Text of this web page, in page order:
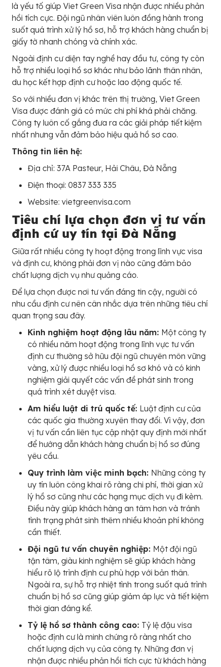
là yếu tố giúp Viet Green Visa nhận được nhiều phản
hồi tích cực. Đội ngũ nhân viên luôn đồng hành trong
suốt quá trình xử lý hồ sơ, hỗ trợ khách hàng chuẩn bị
giấy tờ nhanh chóng và chính xác.
Ngoài định cư diện tay nghề hay đầu tư, công ty còn
hỗ trợ nhiều loại hồ sơ khác như bảo lãnh thân nhân,
du học kết hợp định cư hoặc lao động quốc tế.
So với nhiều đơn vị khác trên thị trường, Viet Green
Visa được đánh giá có mức chi phí khá phải chăng.
Công ty luôn cố gắng đưa ra các giải pháp tiết kiệm
nhất nhưng vẫn đảm bảo hiệu quả hồ sơ cao.
Thông tin liên hệ:
Địa chỉ: 37A Pasteur, Hải Châu, Đà Nẵng
Điện thoại: 0837 333 335
Website: vietgreenvisa.com
Tiêu chí lựa chọn đơn vị tư vấn
định cứ uy tín tại Đà Nẵng
Giữa rất nhiều công ty hoạt động trong lĩnh vực visa
và định cư, không phải đơn vị nào cũng đảm bảo
chất lượng dịch vụ như quảng cáo.
Để lựa chọn được nơi tư vấn đáng tin cậy, người có
nhu cầu định cư nên cân nhắc dựa trên những tiêu chí
quan trọng sau đây.
Kinh nghiệm hoạt động lâu năm: Một công ty
có nhiều năm hoạt động trong lĩnh vực tư vấn
định cư thường sở hữu đội ngũ chuyên môn vững
vàng, xử lý được nhiều loại hồ sơ khó và có kinh
nghiệm giải quyết các vấn đề phát sinh trong
quá trình xét duyệt visa.
Am hiểu luật di trú quốc tế: Luật định cư của
các quốc gia thường xuyên thay đổi. Vì vậy, đơn
vị tư vấn cần liên tục cập nhật quy định mới nhất
để hướng dẫn khách hàng chuẩn bị hồ sơ đúng
yêu cầu.
Quy trình làm việc minh bạch: Những công ty
uy tín luôn công khai rõ ràng chi phí, thời gian xử
lý hồ sơ cũng như các hạng mục dịch vụ đi kèm.
Điều này giúp khách hàng an tâm hơn và tránh
tình trạng phát sinh thêm nhiều khoản phí không
cần thiết.
Đội ngũ tư vấn chuyên nghiệp: Một đội ngũ
tận tâm, giàu kinh nghiệm sẽ giúp khách hàng
hiểu rõ lộ trình định cư phù hợp với bản thân.
Ngoài ra, sự hỗ trợ nhiệt tình trong suốt quá trình
chuẩn bị hồ sơ cũng giúp giảm áp lực và tiết kiệm
thời gian đáng kể.
Tỷ lệ hồ sơ thành công cao: Tỷ lệ đậu visa
hoặc định cư là minh chứng rõ ràng nhất cho
chất lượng dịch vụ của công ty. Những đơn vị
nhận được nhiều phản hồi tích cực từ khách hàng